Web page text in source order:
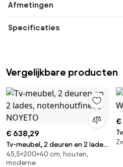
Afmetingen
Specificaties
Vergelijkbare producten
€ 638,29
Tv-meubel, 2 deuren en 2 lades,
notenhoutfineer, NOYETO
45,5×200×40 cm, houten,
moderne
€